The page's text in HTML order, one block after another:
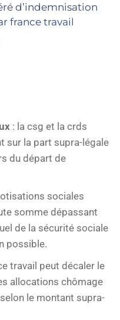
d’indemnisation
france travail
: la csg et la crds
sur la part supra-légale
du départ de
sociales
somme dépassant
de la sécurité sociale
possible.
travail peut décaler le
allocations chômage
le montant supra-